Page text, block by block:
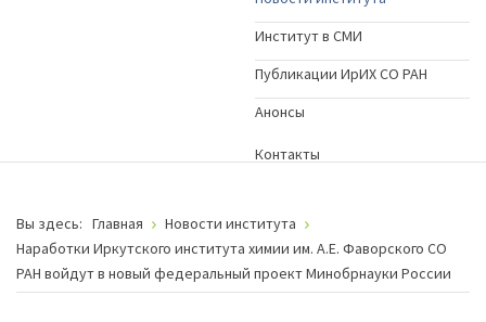
Институт в СМИ
Публикации ИрИХ СО РАН
Анонсы
Контакты
Вы здесь: Главная
Новости института
Наработки Иркутского института химии им. А.Е. Фаворского СО
РАН войдут в новый федеральный проект Минобрнауки России